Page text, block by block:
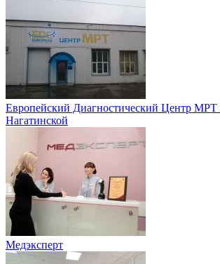
Европейский Диагностический Центр
Нагатинской
Медэксперт